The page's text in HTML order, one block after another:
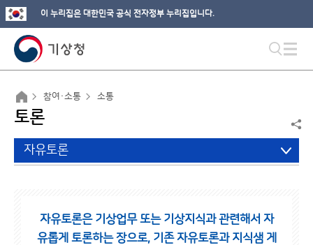
이 누리집은 대한민국 공식 전자정부 누리집입니다.
참여·소통 소통
토론
자유토론
자유토론은 기상업무 또는 기상지식과 관련해서 자
유롭게 토론하는 장으로, 기존 자유토론과 지식샘 게